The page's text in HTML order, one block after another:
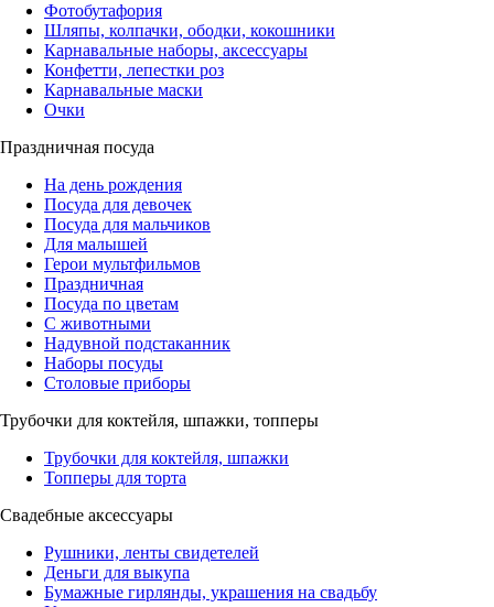
Фотобутафория
Шляпы, колпачки, ободки, кокошники
Карнавальные наборы, аксессуары
Конфетти, лепестки роз
Карнавальные маски
Очки
Праздничная посуда
На день рождения
Посуда для девочек
Посуда для мальчиков
Для малышей
Герои мультфильмов
Праздничная
Посуда по цветам
С животными
Надувной подстаканник
Наборы посуды
Столовые приборы
Трубочки для коктейля, шпажки, топперы
Трубочки для коктейля, шпажки
Топперы для торта
Свадебные аксессуары
Рушники, ленты свидетелей
Деньги для выкупа
Бумажные гирлянды, украшения на свадьбу